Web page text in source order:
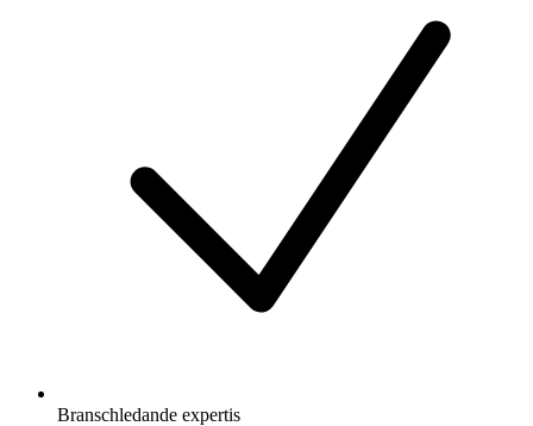
Branschledande expertis